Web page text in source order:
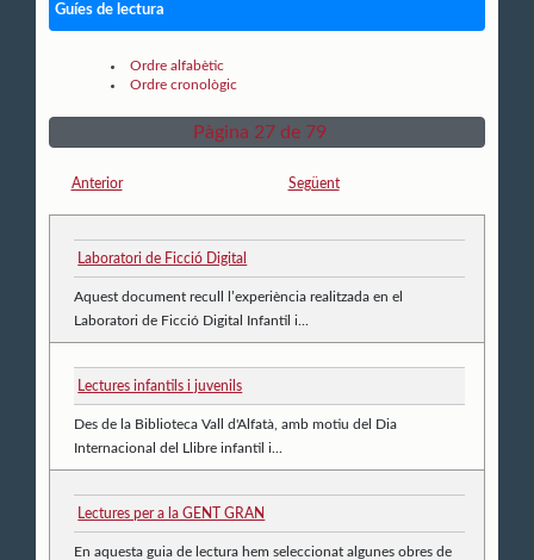
Guíes de lectura
Ordre alfabètic
Ordre cronològic
Pàgina 27 de 79
Anterior Següent
Laboratori de Ficció Digital
Aquest document recull l’experiència realitzada en el
Laboratori de Ficció Digital Infantil i...
Lectures infantils i juvenils
Des de la Biblioteca Vall d'Alfatà, amb motiu del Dia
Internacional del Llibre infantil i...
Lectures per a la GENT GRAN
En aquesta guia de lectura hem seleccionat algunes obres de